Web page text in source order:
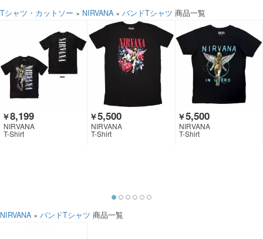
Tシャツ・カットソー × NIRVANA × バンドTシャツ 商品一覧
￥8,199
NIRVANA
T-Shirt
￥5,500
NIRVANA
T-Shirt
￥5,500
NIRVANA
T-Shirt
NIRVANA × バンドTシャツ 商品一覧